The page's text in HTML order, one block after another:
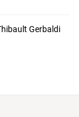
Gerbaldi